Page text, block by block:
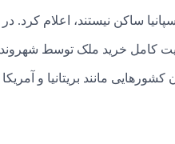
ساکن نیستند، اعلام کرد.
کامل خرید ملک توسط شهروندان
مانند بریتانیا و